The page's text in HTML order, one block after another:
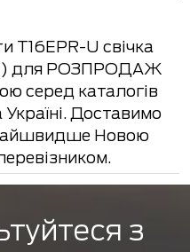
T16EPR-U свічка
() для РОЗПРОДАЖ
серед каталогів
Україні. Доставимо
Новою
з